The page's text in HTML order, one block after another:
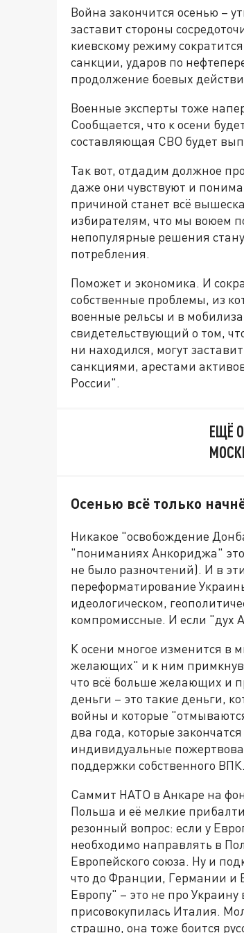
Война закончится осенью –
заставит стороны
киевскому режиму
санкции, ударов по
продолжение боевых
Военные эксперты тоже
Сообщается, что к осени
составляющая СВО будет
Так вот, отдадим должное
даже они чувствуют и
причиной станет всё
избирателям, что мы воюем
непопулярные решения
потребления.
Поможет и экономика. И
собственные проблемы, из
военные рельсы и в
свидетельствующий о том,
ни находился, могут
санкциями, арестами
России".
ЕЩЁ
Осенью всё только
Никакое "освобождение
"пониманиях Анкориджа"
не было разночтений). И в
переформатирование
идеологическом,
компромиссные. И если "дух
К осени многое изменится в
желающих" и к ним
что всё больше желающих и
деньги – это такие деньги,
войны и которые
два года, которые
индивидуальные
поддержки собственного
Саммит НАТО в Анкаре на
Польша и её мелкие
резонный вопрос: если у
необходимо направлять в
Европейского союза. Ну и
что до Франции, Германии и
Европу" – это не про
присовокупилась Италия.
страшно, она тоже боится